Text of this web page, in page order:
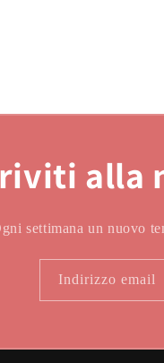
alla
settimana un nuovo
Indirizzo email